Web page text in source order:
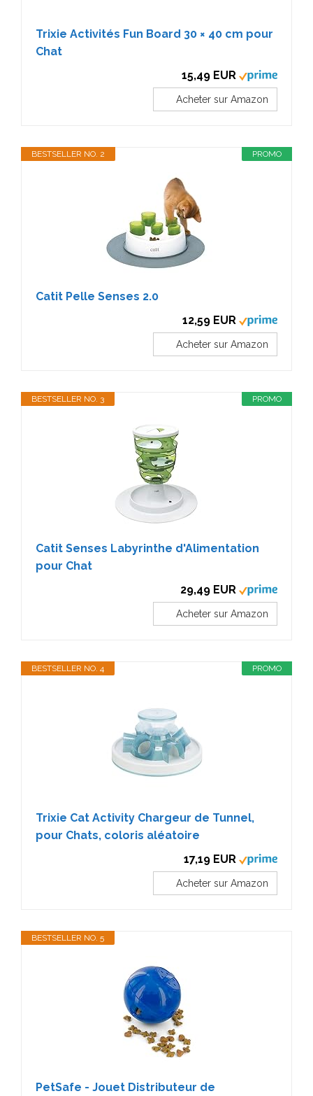
Trixie Activités Fun Board 30 × 40 cm pour
Chat
15,49 EUR
Acheter sur Amazon
PROMO
BESTSELLER NO. 2
Catit Pelle Senses 2.0
12,59 EUR
Acheter sur Amazon
PROMO
BESTSELLER NO. 3
Catit Senses Labyrinthe d'Alimentation
pour Chat
29,49 EUR
Acheter sur Amazon
PROMO
BESTSELLER NO. 4
Trixie Cat Activity Chargeur de Tunnel,
pour Chats, coloris aléatoire
17,19 EUR
Acheter sur Amazon
BESTSELLER NO. 5
PetSafe - Jouet Distributeur de